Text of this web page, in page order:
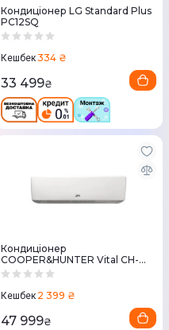
Кондиціонер LG Standard Plus
PC12SQ
Кешбек334 ₴
33 499₴
Кондиціонер
COOPER&HUNTER Vital CH-
S24FTXF2-NG 70 м2
Кешбек 2 399 ₴
47 999₴